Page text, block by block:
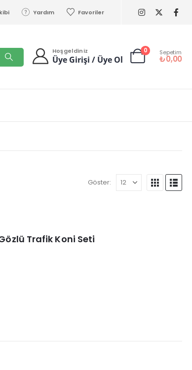
Yardım Favoriler
Hoşgeldiniz
Üye Girişi / Üye Ol
0 Sepetim
₺0,00
Göster:
Trafik Koni Seti